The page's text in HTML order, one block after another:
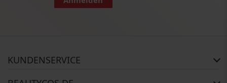
KUNDENSERVICE